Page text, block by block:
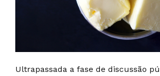
Ultrapassada a fase de discussão